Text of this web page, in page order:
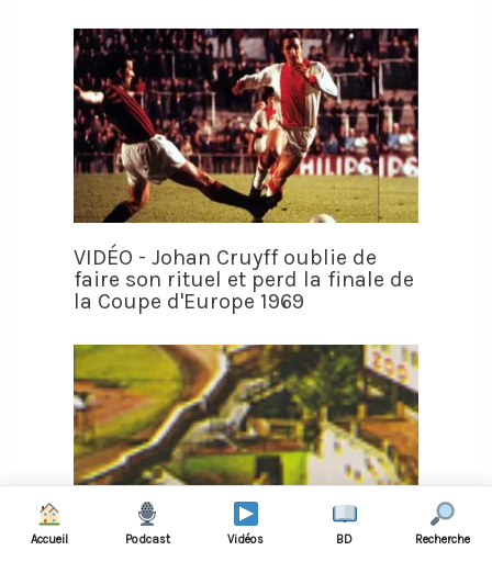
VIDÉO - Johan Cruyff oublie de
faire son rituel et perd la finale de
la Coupe d'Europe 1969
Accueil Podcast Vidéos BD Recherche